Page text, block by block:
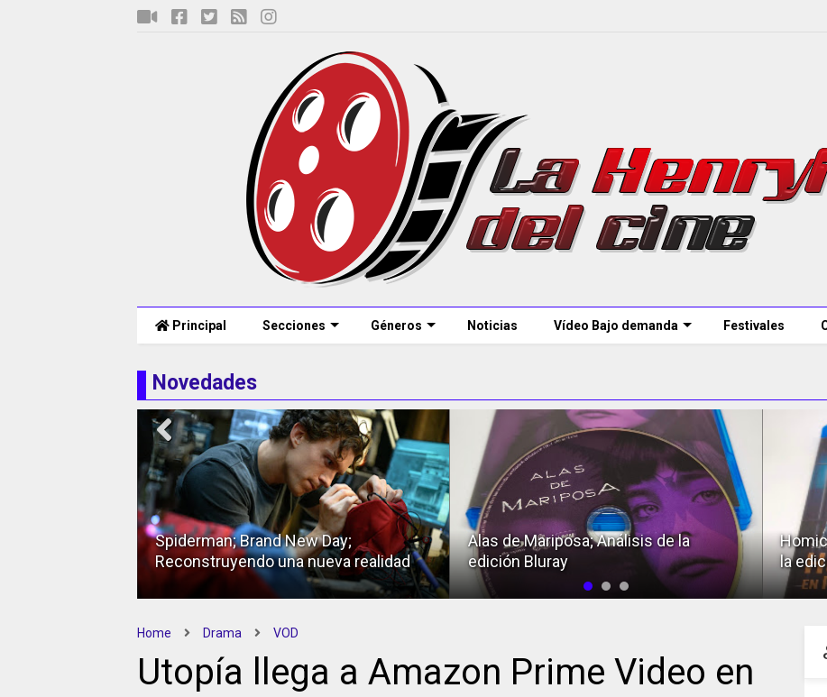
Principal Secciones Géneros Noticias Vídeo Bajo demanda Festivales
Novedades
Spiderman; Brand New Day;
Reconstruyendo una nueva realidad
Alas de Mariposa; Análisis de la
edición Bluray
la
Home Drama VOD
Utopía llega a Amazon Prime Video en